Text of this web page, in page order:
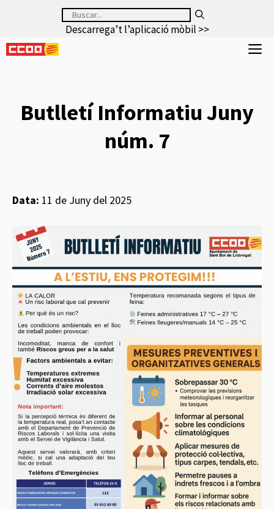
contenido
Buscar:
Descarrega’t l’aplicació mòbil >>
Butlletí Informatiu Juny
núm. 7
Data: 11 de Juny del 2025